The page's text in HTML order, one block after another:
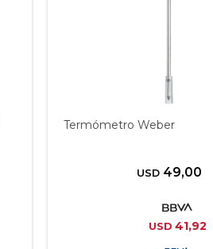
Termómetro Weber
USD 49,00
USD 41,92